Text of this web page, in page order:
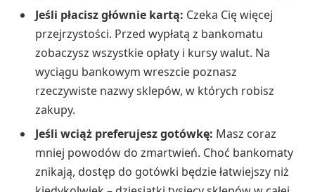
Jeśli płacisz głównie kartą: Czeka Cię więcej
przejrzystości. Przed wypłatą z bankomatu
zobaczysz wszystkie opłaty i kursy walut. Na
wyciągu bankowym wreszcie poznasz
rzeczywiste nazwy sklepów, w których robisz
zakupy.
Jeśli wciąż preferujesz gotówkę: Masz coraz
mniej powodów do zmartwień. Choć bankomaty
znikają, dostęp do gotówki będzie łatwiejszy niż